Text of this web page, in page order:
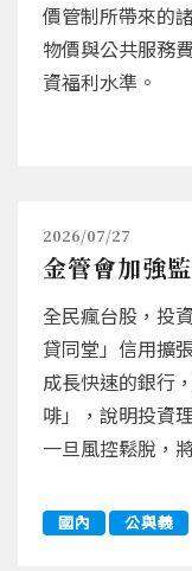
價管制所帶來的
物價與公共服務
資福利水準。
2026/07/27
金管會加強
全民瘋台股，投
貸同堂」信用擴
成長快速的銀行
啡」，說明投資
一旦風控鬆脫，
國內 公與義